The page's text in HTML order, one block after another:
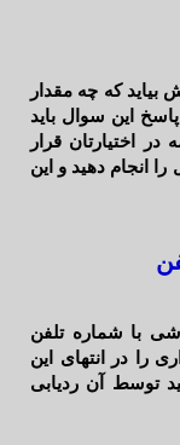
که چه مقدار
این سوال باید
اختیارتان قرار
انجام دهید و این
با شماره تلفن
را در انتهای این
توسط آن ردیابی